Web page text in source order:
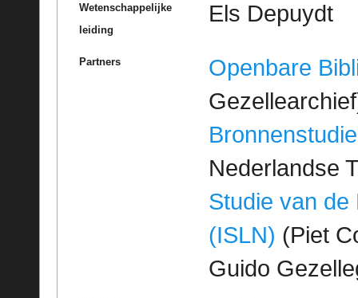
Wetenschappelijke
leiding
Els Depuydt
Partners
Openbare
Bronnenstudie
Nederlandse
Studie van de
(ISLN) (Piet
Guido